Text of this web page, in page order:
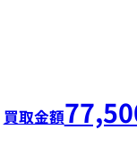
買取金額